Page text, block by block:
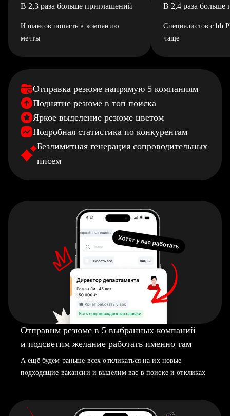
В 2,3 раза больше приглашений
И шансов попасть в компанию
мечты
В 2,4 раза больше
Специалистов с hh
чаще
Отправка резюме напрямую 5 компаниям
Поднятие резюме в топ поиска
Яркое выделение резюме цветом
Подробная статистика по конкурентам
Безлимитная генерация сопроводительных
писем
Отправим резюме в 5 выбранных компаний
и подсветим желание работать именно там
А ещё будем раньше всех откликаться на их новые
подходящие вакансии и выделим вас в поиске и откликах